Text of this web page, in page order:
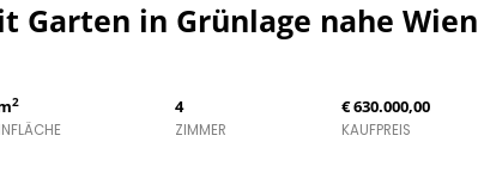
Garten in Grünlage nahe Wien
2 4
ZIMMER
€ 630.000,00
KAUFPREIS